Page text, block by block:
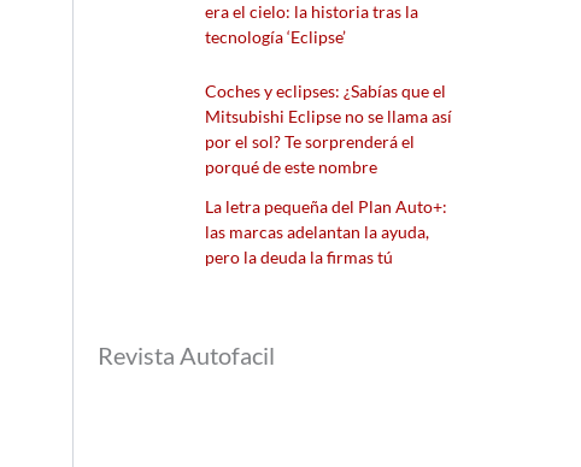
era el cielo: la historia tras la
tecnología ‘Eclipse’
Coches y eclipses: ¿Sabías que el
Mitsubishi Eclipse no se llama así
por el sol? Te sorprenderá el
porqué de este nombre
La letra pequeña del Plan Auto+:
las marcas adelantan la ayuda,
pero la deuda la firmas tú
Revista Autofacil